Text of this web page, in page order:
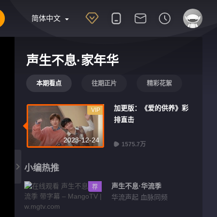
简体中文
声生不息·家年华
本期看点 往期正片 精彩花絮
2023-12-24
VIP
加更版：《爱的供养》彩
排直击
1575.7万
小编热推
荐
声生不息·华流季
华流声起 血脉同频